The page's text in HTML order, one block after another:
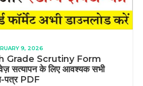
9, 2026
Grade Scrutiny Form
सत्यापन के लिए आवश्यक सभी
पत्र PDF